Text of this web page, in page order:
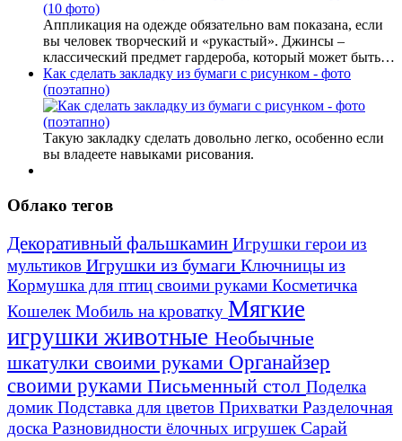
Аппликация на одежде обязательно вам показана, если
вы человек творческий и «рукастый». Джинсы –
классический предмет гардероба, который может быть…
Как сделать закладку из бумаги с рисунком - фото
(поэтапно)
Такую закладку сделать довольно легко, особенно если
вы владеете навыками рисования.
Облако тегов
Декоративный фальшкамин Игрушки герои из
мультиков Игрушки из бумаги Ключницы из
Кормушка для птиц своими руками Косметичка
Кошелек Мобиль на кроватку Мягкие
игрушки животные Необычные
шкатулки своими руками Органайзер
своими руками Письменный стол Поделка
домик Подставка для цветов Прихватки Разделочная
доска Разновидности ёлочных игрушек Сарай